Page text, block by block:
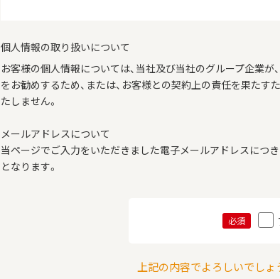
個人情報の取り扱いについて
お客様の個人情報については、当社及び当社のグループ企業が
をお勧めするため、または、お客様との契約上の責任を果た
たしません。
メールアドレスについて
当ページでご入力をいただきました電子メールアドレスにつ
となります。
必須
上記の内容でよろしいでし